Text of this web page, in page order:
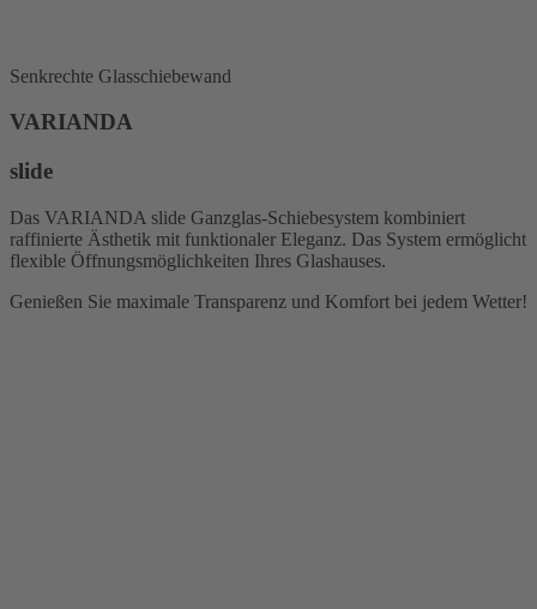
Senkrechte Glasschiebewand
VARIANDA
slide
Das VARIANDA slide Ganzglas-Schiebesystem kombiniert
raffinierte Ästhetik mit funktionaler Eleganz. Das System ermöglicht
flexible Öffnungsmöglichkeiten Ihres Glashauses.
Genießen Sie maximale Transparenz und Komfort bei jedem Wetter!